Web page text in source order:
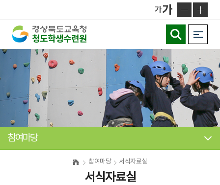
가가
인
바
가
기
참여마당
참여마당 서식자료실
서식자료실